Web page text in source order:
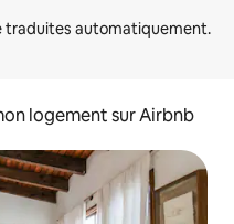
logement sur Airbnb